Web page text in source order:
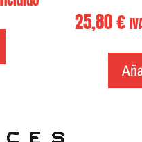
25,80€